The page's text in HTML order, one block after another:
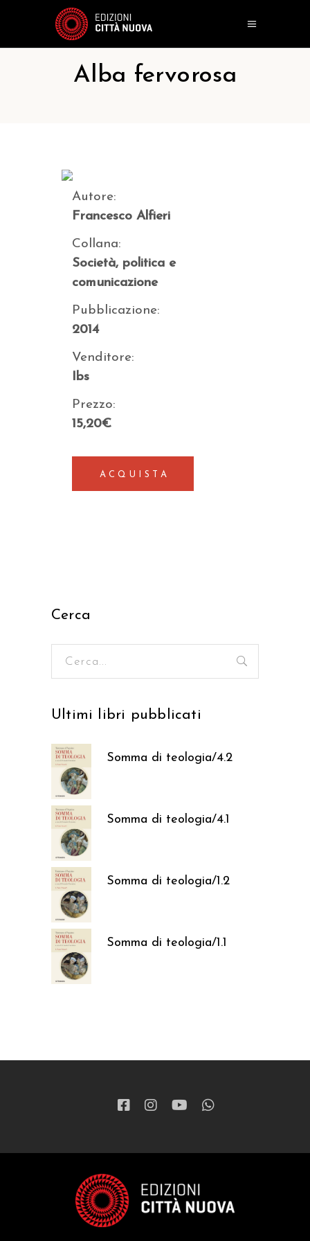
Alba fervorosa
Autore:
Francesco Alfieri
Collana:
Società, politica e
comunicazione
Pubblicazione:
2014
Venditore:
Ibs
Prezzo:
15,20€
ACQUISTA
Cerca
Ultimi libri pubblicati
Somma di teologia/4.2
37,05€
Somma di teologia/4.1
37,05€
Somma di teologia/1.2
37,05€
Somma di teologia/1.1
37,05€